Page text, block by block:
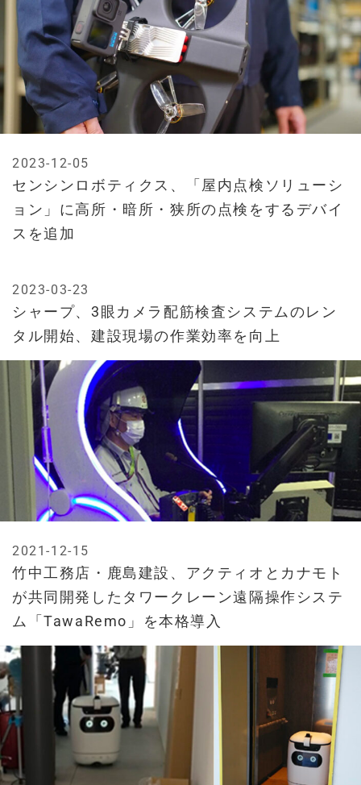
センシンロボティクス、「屋内点検ソリューシ
ョン」に高所・暗所・狭所の点検をするデバイ
スを追加
2023-12-05
シャープ、3眼カメラ配筋検査システムのレン
タル開始、建設現場の作業効率を向上
2023-03-23
竹中工務店・鹿島建設、アクティオとカナモト
が共同開発したタワークレーン遠隔操作システ
ム「TawaRemo」を本格導入
2021-12-15